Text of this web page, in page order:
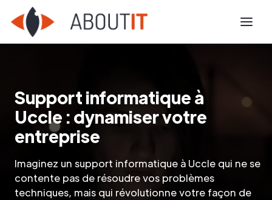
Support informatique à
Uccle : dynamiser votre
entreprise
Imaginez un support informatique à Uccle qui ne se
contente pas de résoudre vos problèmes
techniques, mais qui révolutionne votre façon de